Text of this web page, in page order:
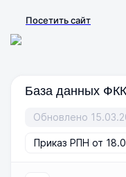
Посетить сайт
База данных
Обновлено
Приказ РПН от